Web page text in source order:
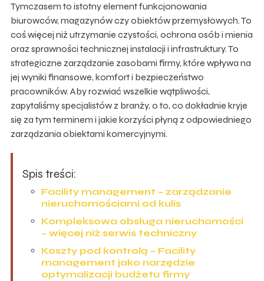
Tymczasem to istotny element funkcjonowania
biurowców, magazynów czy obiektów przemysłowych. To
coś więcej niż utrzymanie czystości, ochrona osób i mienia
oraz sprawności technicznej instalacji i infrastruktury. To
strategiczne zarządzanie zasobami firmy, które wpływa na
jej wyniki finansowe, komfort i bezpieczeństwo
pracowników. Aby rozwiać wszelkie wątpliwości,
zapytaliśmy specjalistów z branży, o to, co dokładnie kryje
się za tym terminem i jakie korzyści płyną z odpowiedniego
zarządzania obiektami komercyjnymi.
Spis treści:
Facility management – zarządzanie
nieruchomościami od kulis
Kompleksowa obsługa nieruchomości
– więcej niż serwis techniczny
Koszty pod kontrolą – Facility
management jako narzędzie
optymalizacji budżetu firmy